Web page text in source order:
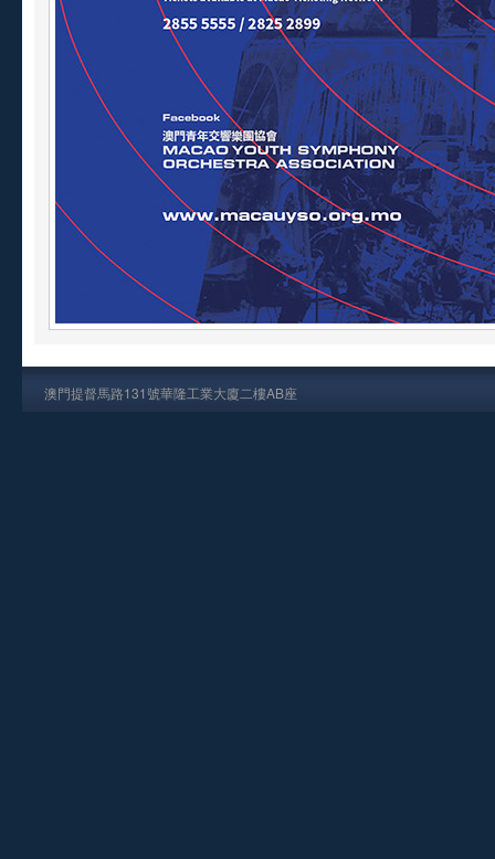
澳門提督馬路131號華隆工業大廈二樓AB座